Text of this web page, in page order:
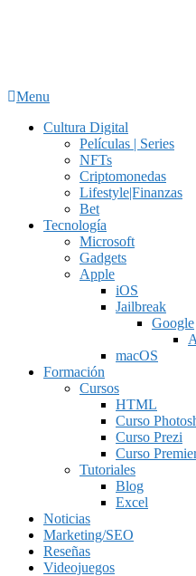
Menu
Cultura Digital
Películas | Series
NFTs
Criptomonedas
Lifestyle|Finanzas
Bet
Tecnología
Microsoft
Gadgets
Apple
iOS
Jailbreak
Google
macOS
Formación
Cursos
HTML
Curso
Curso Prezi
Curso
Tutoriales
Blog
Excel
Noticias
Marketing/SEO
Reseñas
Videojuegos